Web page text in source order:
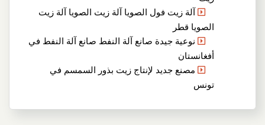
آلة زيت فول الصويا آلة زيت الصويا آلة زيت
الصويا قطر
نوعية جيدة صانع آلة النفط صانع آلة النفط في
أفغانستان
مصنع جديد لإنتاج زيت بذور السمسم في
تونس